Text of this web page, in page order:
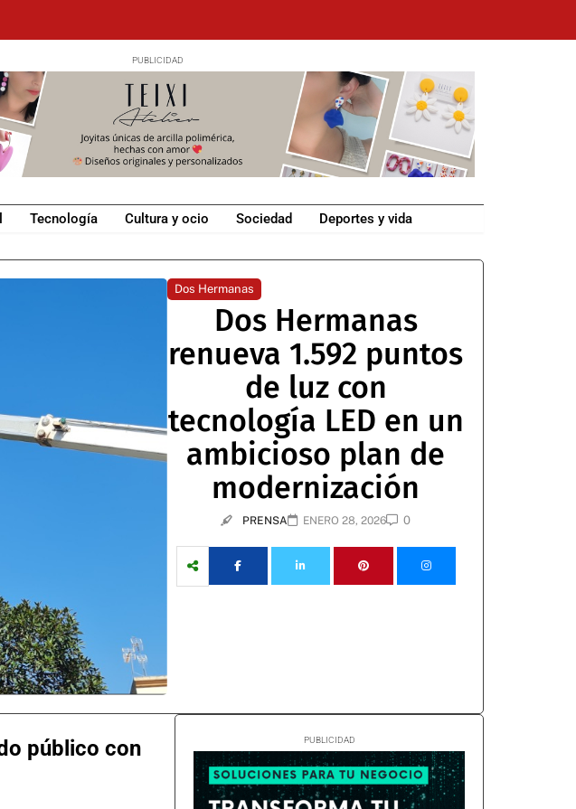
Tecnología Cultura y ocio Sociedad Deportes y vida
Dos Hermanas
Dos Hermanas
renueva 1.592 puntos
de luz con
tecnología LED en un
ambicioso plan de
modernización
PRENSA ENERO 28, 2026 0
público con